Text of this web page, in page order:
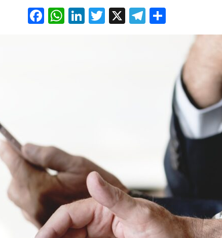
Facebook
WhatsApp
LinkedIn
Twitter
X Telegram